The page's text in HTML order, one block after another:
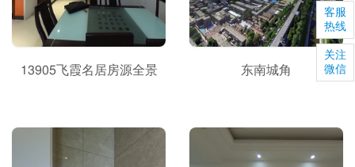
13905飞霞名居房源全景 东南城角
客服
热线
关注
微信